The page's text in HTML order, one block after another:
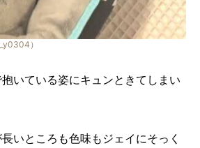
）
いている姿にキュンときてしまい
いところも色味もジェイにそっく